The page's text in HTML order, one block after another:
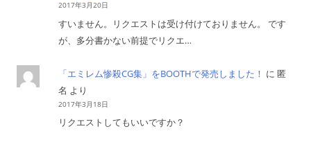
2017年3月20日
すいません。リクエストは受け付けておりません。 です
が、多分書かない前提でリクエ…
「エミレム惨殺CG集」をBOOTHで発売しました！ に 匿
名 より
2017年3月18日
リクエストしてもいいですか？